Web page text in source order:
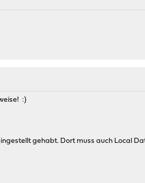
:)
gehabt. Dort muss auch Local